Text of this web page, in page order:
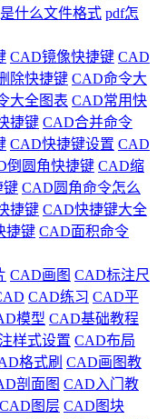
什么文件格式 pdf怎
CAD镜像快捷键 CAD
除快捷键 CAD命令大
大全图表 CAD常用快
捷键 CAD合并命令
CAD快捷键设置 CAD
倒圆角快捷键 CAD缩
键 CAD圆角命令怎么
捷键 CAD快捷键大全
捷键 CAD面积命令
CAD画图 CAD标注尺
CAD练习 CAD平
模型 CAD基础教程
样式设置 CAD布局
格式刷 CAD画图教
剖面图 CAD入门教
CAD图层 CAD图块